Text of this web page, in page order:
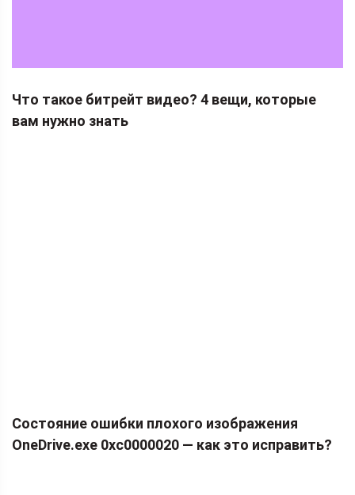
Что такое битрейт видео? 4 вещи, которые
вам нужно знать
Состояние ошибки плохого изображения
OneDrive.exe 0xc0000020 — как это исправить?